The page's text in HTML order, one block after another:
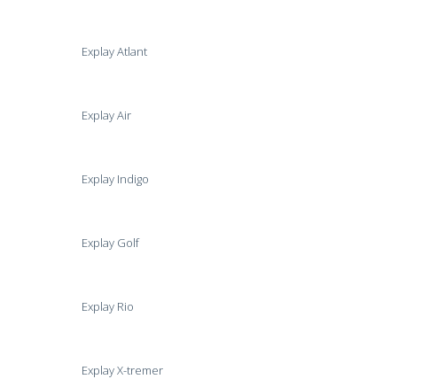
Explay Atlant
Explay Air
Explay Indigo
Explay Golf
Explay Rio
Explay X-tremer